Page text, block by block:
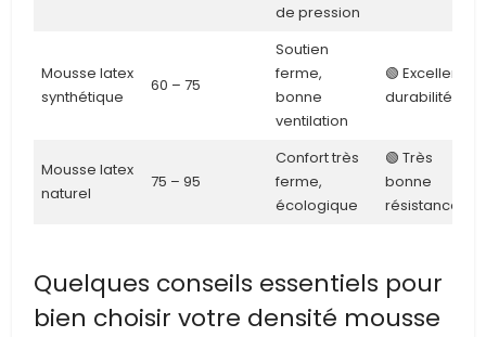
de pression
Mousse latex
synthétique
60 – 75
Soutien
ferme,
bonne
ventilation
🟢 Excellente
durabilité
Mousse latex
naturel
75 – 95
Confort très
ferme,
écologique
🟢 Très
bonne
résistance
Quelques conseils essentiels pour
bien choisir votre densité mousse